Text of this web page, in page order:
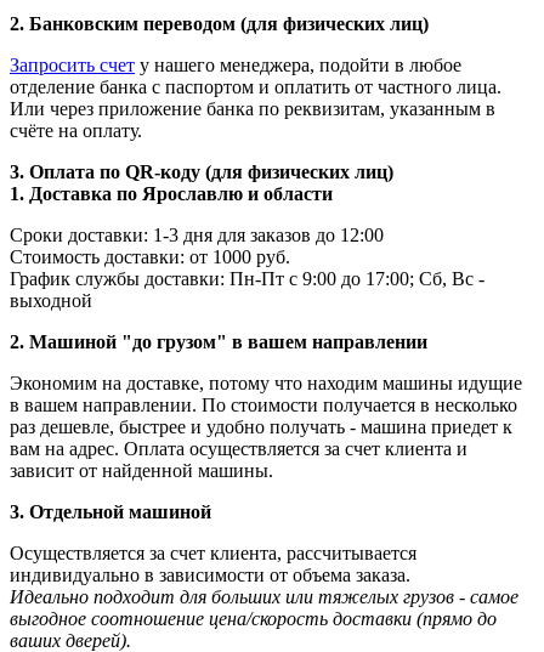
2. Банковским переводом (для физических лиц)
Запросить счет у нашего менеджера, подойти в любое
отделение банка с паспортом и оплатить от частного лица.
Или через приложение банка по реквизитам, указанным в
счёте на оплату.
3. Оплата по QR-коду (для физических лиц)
1. Доставка по Ярославлю и области
Сроки доставки: 1-3 дня для заказов до 12:00
Стоимость доставки: от 1000 руб.
График службы доставки: Пн-Пт с 9:00 до 17:00; Сб, Вс -
выходной
2. Машиной "до грузом" в вашем направлении
Экономим на доставке, потому что находим машины идущие
в вашем направлении. По стоимости получается в несколько
раз дешевле, быстрее и удобно получать - машина приедет к
вам на адрес. Оплата осуществляется за счет клиента и
зависит от найденной машины.
3. Отдельной машиной
Осуществляется за счет клиента, рассчитывается
индивидуально в зависимости от объема заказа.
Идеально подходит для больших или тяжелых грузов - самое
выгодное соотношение цена/скорость доставки (прямо до
ваших дверей).